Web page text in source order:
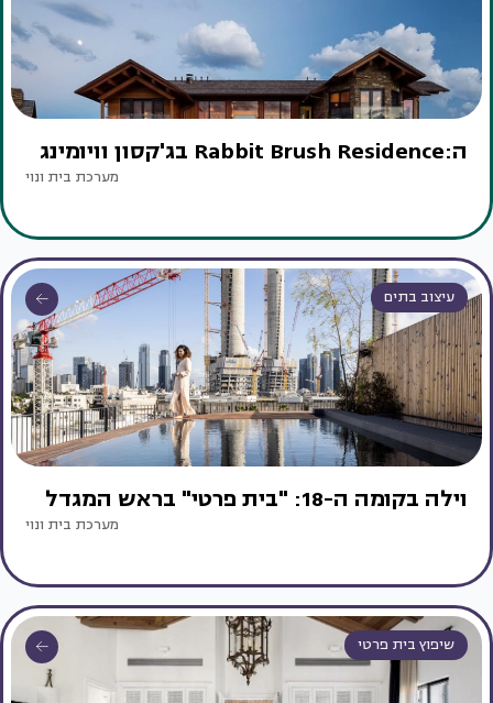
ה:Rabbit Brush Residence בג'קסון וויומינג
מערכת בית ונוי
עיצוב בתים
וילה בקומה ה-18: "בית פרטי" בראש המגדל
מערכת בית ונוי
שיפוץ בית פרטי